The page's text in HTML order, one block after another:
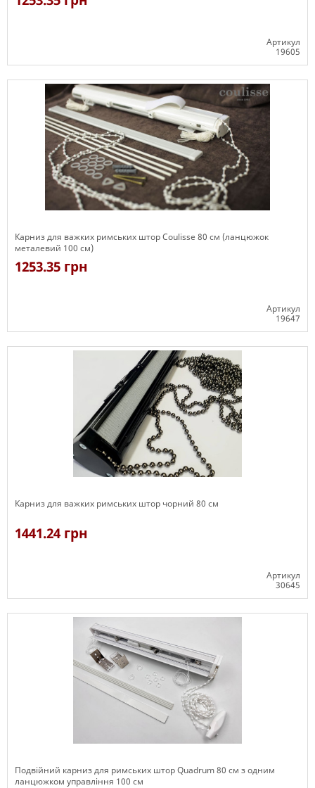
Артикул
19605
Карниз для важких римських штор Coulisse 80 см (ланцюжок
металевий 100 см)
1253.35 грн
Артикул
19647
Карниз для важких римських штор чорний 80 см
1441.24 грн
Артикул
30645
Подвійний карниз для римських штор Quadrum 80 см з одним
ланцюжком управління 100 см